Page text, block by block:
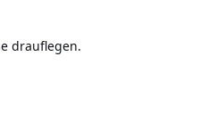
drauflegen.